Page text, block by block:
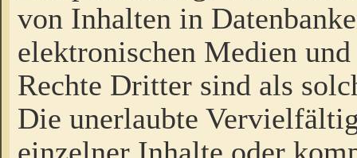
von Inhalten in
elektronischen Medien
Rechte Dritter sind als
Die unerlaubte